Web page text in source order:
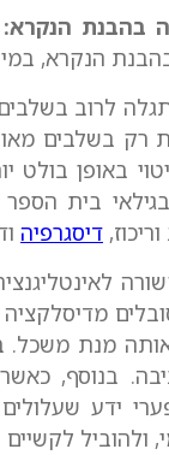
בהבנת הנקרא:
הנקרא,
לרוב
רק בשלבים
באופן
דיסגרפיה
מנת משכל.
בנוסף,
ידע
ולהוביל